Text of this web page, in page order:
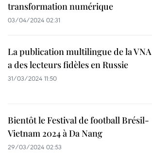
transformation numérique
03/04/2024 02:31
La publication multilingue de la VNA
a des lecteurs fidèles en Russie
31/03/2024 11:50
Bientôt le Festival de football Brésil-
Vietnam 2024 à Da Nang
29/03/2024 02:53